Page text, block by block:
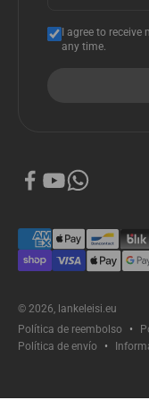
I agree to
any time.
© 2026, lankeleisi.eu
Política de reembolso
Política de envío